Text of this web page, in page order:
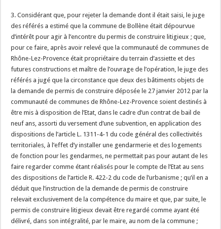
3. Considérant que, pour rejeter la demande dont il était saisi, le juge
des référés a estimé que la commune de Bollène était dépourvue
d’intérêt pour agir à l’encontre du permis de construire litigieux ; que,
pour ce faire, après avoir relevé que la communauté de communes de
Rhône-Lez-Provence était propriétaire du terrain d’assiette et des
futures constructions et maître de l’ouvrage de l’opération, le juge des
référés a jugé que la circonstance que deux des bâtiments objets de
la demande de permis de construire déposée le 27 janvier 2012 par la
communauté de communes de Rhône-Lez-Provence soient destinés à
être mis à disposition de l’Etat, dans le cadre d’un contrat de bail de
neuf ans, assorti du versement d’une subvention, en application des
dispositions de l’article L. 1311-4-1 du code général des collectivités
territoriales, à l’effet d’y installer une gendarmerie et des logements
de fonction pour les gendarmes, ne permettait pas pour autant de les
faire regarder comme étant réalisés pour le compte de l’Etat au sens
des dispositions de l’article R. 422-2 du code de l’urbanisme ; qu’il en a
déduit que l’instruction de la demande de permis de construire
relevait exclusivement de la compétence du maire et que, par suite, le
permis de construire litigieux devait être regardé comme ayant été
délivré, dans son intégralité, par le maire, au nom de la commune ;